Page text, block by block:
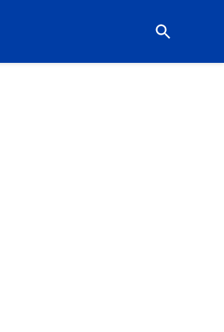
Open
Search